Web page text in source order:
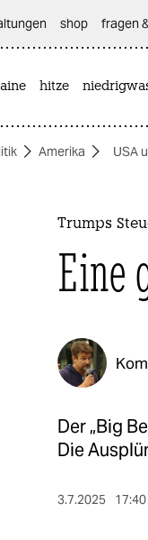
shop fragen
hitze
Amerika USA
Trumps
Eine
Der „Big
Die
3.7.2025